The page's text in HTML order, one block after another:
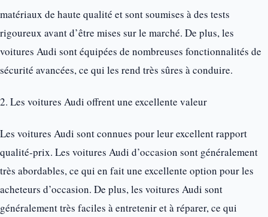
matériaux de haute qualité et sont soumises à des tests
rigoureux avant d’être mises sur le marché. De plus, les
voitures Audi sont équipées de nombreuses fonctionnalités de
sécurité avancées, ce qui les rend très sûres à conduire.
2. Les voitures Audi offrent une excellente valeur
Les voitures Audi sont connues pour leur excellent rapport
qualité-prix. Les voitures Audi d’occasion sont généralement
très abordables, ce qui en fait une excellente option pour les
acheteurs d’occasion. De plus, les voitures Audi sont
généralement très faciles à entretenir et à réparer, ce qui